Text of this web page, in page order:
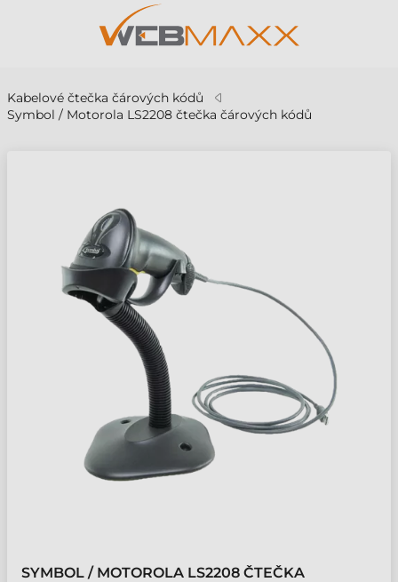
Kabelové čtečka čárových kódů
Symbol / Motorola LS2208 čtečka čárových kódů
SYMBOL / MOTOROLA LS2208 ČTEČKA